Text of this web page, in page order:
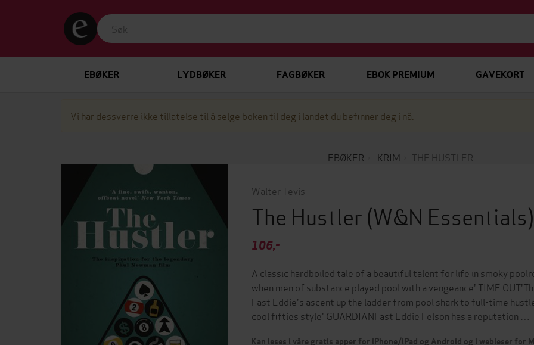
EBØKER LYDBØKER FAGBØKER EBOK PREMIUM GAVEKORT
Vi har dessverre ikke tillatelse til å selge boken til deg i landet du befinner deg i nå.
EBØKER KRIM THE HUSTLER
Walter Tevis
The Hustler(W&N Essentials)
106,-
A classic hardboiled tale of a beautiful talent for life in smoky
when men of substance played pool with a vengeance' TIME
Fast Eddie's ascent up the ladder from pool shark to full-time
cool fifties style' GUARDIANFast Eddie Felson has a reputation …
Kan leses i våre gratis apper for iPhone/iPad og Android og i webleser for